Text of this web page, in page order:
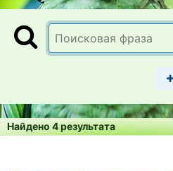
Найдено 4 результата